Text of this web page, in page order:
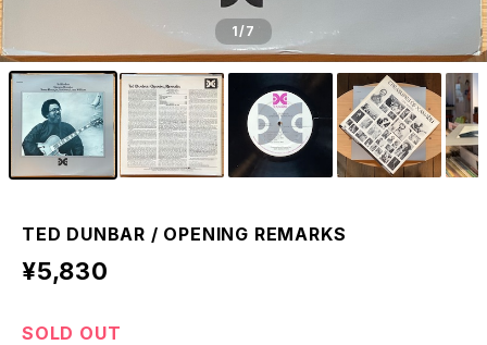
1/7
TED DUNBAR / OPENING REMARKS
¥5,830
SOLD OUT